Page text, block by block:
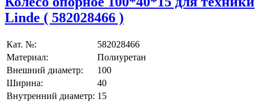
Linde ( 582028466 )
Кат. №:
582028466
Материал:
Полиуретан
Внешний диаметр:
100
Ширина:
40
Внутренний диаметр: 15